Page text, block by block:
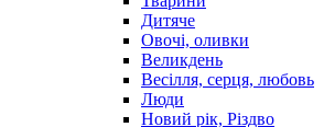
Дитяче
Овочі, оливки
Великдень
Весілля, серця, любовь
Люди
Новий рік, Різдво